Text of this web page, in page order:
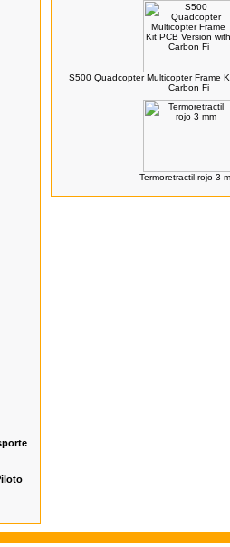
S500 Quadcopter Multicopter Frame
Carbon Fi
Termoretractil rojo 3